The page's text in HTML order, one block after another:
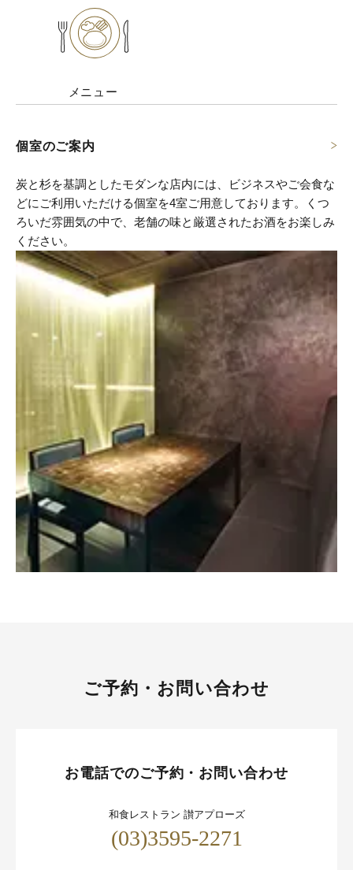
メニュー
個室のご案内
炭と杉を基調としたモダンな店内には、ビジネスやご会食な
どにご利用いただける個室を4室ご用意しております。くつ
ろいだ雰囲気の中で、老舗の味と厳選されたお酒をお楽しみ
ください。
ご予約・お問い合わせ
お電話でのご予約・お問い合わせ
和食レストラン 讃アプローズ
(03)3595-2271